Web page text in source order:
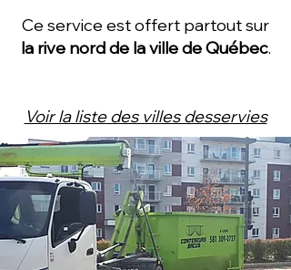
Ce service est offert partout sur
la rive nord de la ville de Québec.
Voir la liste des villes desservies